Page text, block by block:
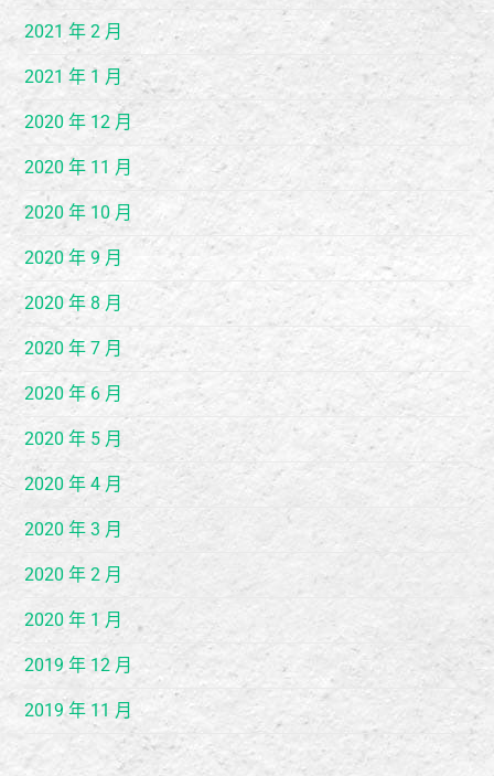
2021 年 2 月
2021 年 1 月
2020 年 12 月
2020 年 11 月
2020 年 10 月
2020 年 9 月
2020 年 8 月
2020 年 7 月
2020 年 6 月
2020 年 5 月
2020 年 4 月
2020 年 3 月
2020 年 2 月
2020 年 1 月
2019 年 12 月
2019 年 11 月